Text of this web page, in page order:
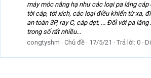
máy móc nâng hạ như các loại pa lăng
tời cáp, tời xích, các loại điều khiển từ xa,
an toàn 3P, ray C, cáp dẹt, ... Đối với pa
trong số rất nhiều...
congtyshm
Chủ đề 17/5/21 Trả lời: 0